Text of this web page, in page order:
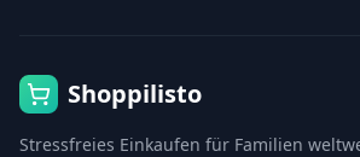
Shoppilisto
Stressfreies Einkaufen für Familien